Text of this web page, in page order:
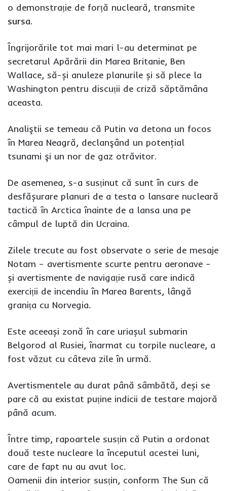
o demonstrație de forță nucleară, transmite
sursa.
Îngrijorările tot mai mari l-au determinat pe
secretarul Apărării din Marea Britanie, Ben
Wallace, să-și anuleze planurile și să plece la
Washington pentru discuții de criză săptămâna
aceasta.
Analiştii se temeau că Putin va detona un focos
în Marea Neagră, declanşând un potenţial
tsunami şi un nor de gaz otrăvitor.
De asemenea, s-a susținut că sunt în curs de
desfășurare planuri de a testa o lansare nucleară
tactică în Arctica înainte de a lansa una pe
câmpul de luptă din Ucraina.
Zilele trecute au fost observate o serie de mesaje
Notam – avertismente scurte pentru aeronave –
și avertismente de navigație rusă care indică
exerciții de incendiu în Marea Barents, lângă
granița cu Norvegia.
Este aceeași zonă în care uriașul submarin
Belgorod al Rusiei, înarmat cu torpile nucleare, a
fost văzut cu câteva zile în urmă.
Avertismentele au durat până sâmbătă, deși se
pare că au existat puține indicii de testare majoră
până acum.
Între timp, rapoartele susțin că Putin a ordonat
două teste nucleare la începutul acestei luni,
care de fapt nu au avut loc.
Oamenii din interior susțin, conform The Sun că